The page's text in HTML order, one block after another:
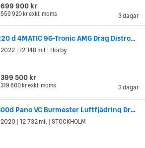
3 dagar
699 900 kr
559 920 krexkl. moms
Mercedes-Benz GLC 220 d 4MATIC 9G-Tronic AMG Drag Distronic Kamera
3 dagar
2022 12 148 mil Hörby
399 500 kr
319 600 krexkl. moms
Mercedes-Benz GLC 300d Pano VC Burmester Luftfjädring Drag Fullutr
2020 12 732 mil STOCKHOLM